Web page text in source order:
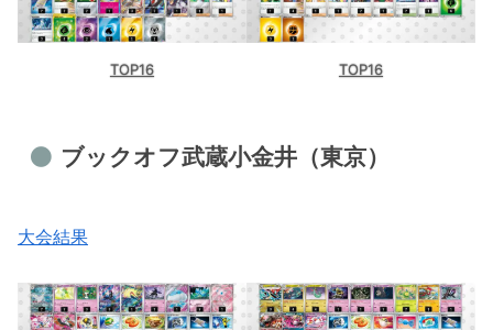
TOP16 TOP16
ブックオフ武蔵小金井（東京）
大会結果